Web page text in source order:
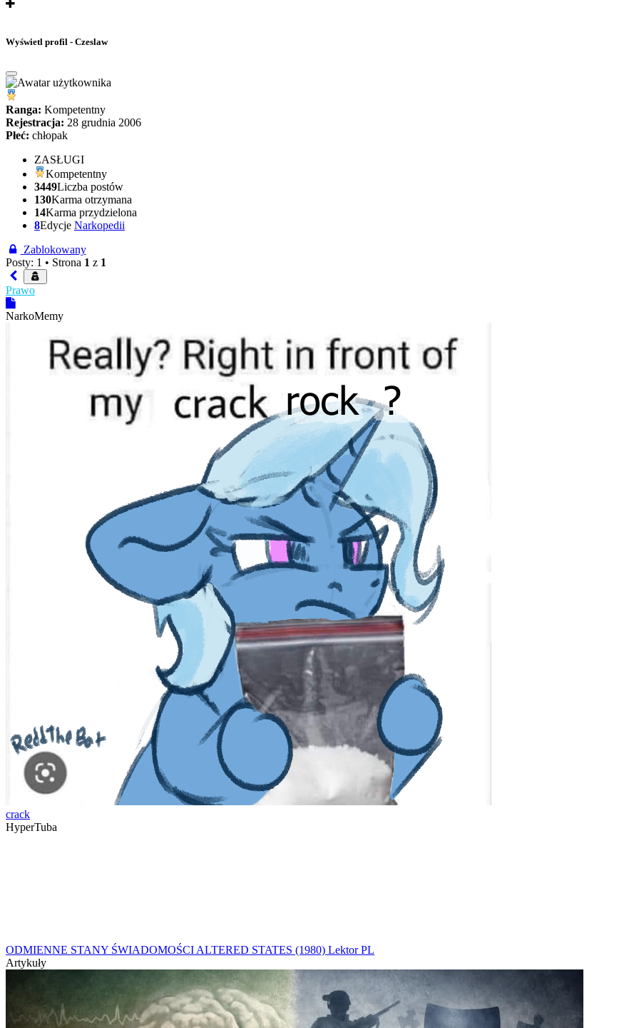
Wyświetl profil - Czeslaw
Ranga: Kompetentny
Rejestracja: 28 grudnia 2006
Płeć: chłopak
ZASŁUGI
Kompetentny
3449Liczba postów
130Karma otrzymana
14Karma przydzielona
8Edycje Narkopedii
Zablokowany
Posty: 1 • Strona 1 z 1
Prawo
NarkoMemy
crack
HyperTuba
ODMIENNE STANY ŚWIADOMOŚCI ALTERED STATES (1980) Lektor PL
Artykuły